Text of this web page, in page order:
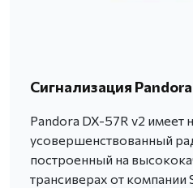
Сигнализация
Pandora DX-57R v2 имеет
усовершенствованный
построенный на
трансиверах от компании